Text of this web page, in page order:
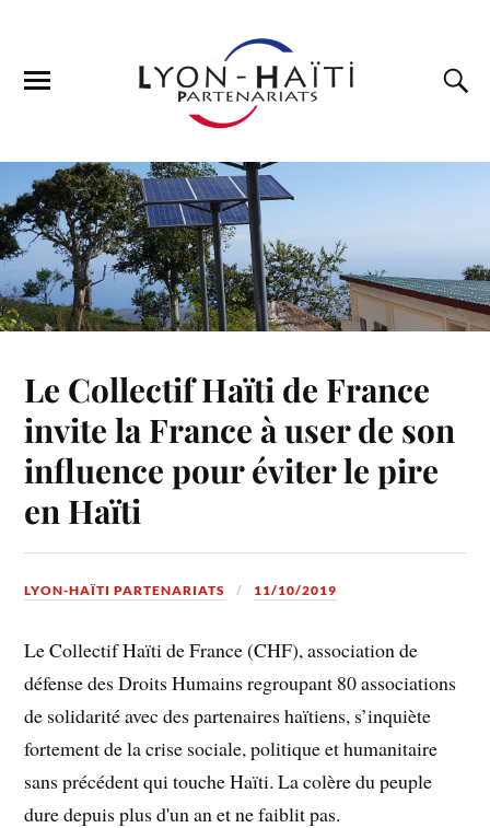
Le Collectif Haïti de France
invite la France à user de son
influence pour éviter le pire
en Haïti
LYON-HAÏTI PARTENARIATS 11/10/2019
Le Collectif Haïti de France (CHF), association de
défense des Droits Humains regroupant 80 associations
de solidarité avec des partenaires haïtiens, s’inquiète
fortement de la crise sociale, politique et humanitaire
sans précédent qui touche Haïti. La colère du peuple
dure depuis plus d'un an et ne faiblit pas.